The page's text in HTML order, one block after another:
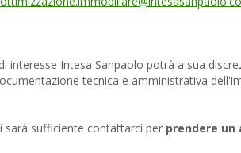
interesse Intesa Sanpaolo potrà a sua
tecnica e amministrativa
sarà sufficiente contattarci per prendere un